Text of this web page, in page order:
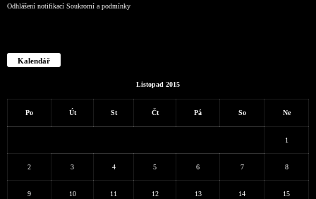
Odhlášení notifikací Soukromí a podmínky
Kalendář
Listopad 2015
Po Út St Čt Pá So Ne
1
2 3 4 5 6 7 8
9 10 11 12 13 14 15